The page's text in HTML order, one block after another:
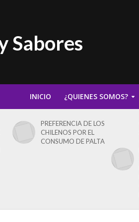
INICIO ¿QUIENES SOMOS?
PREFERENCIA DE LOS
CHILENOS POR EL
CONSUMO DE PALTA